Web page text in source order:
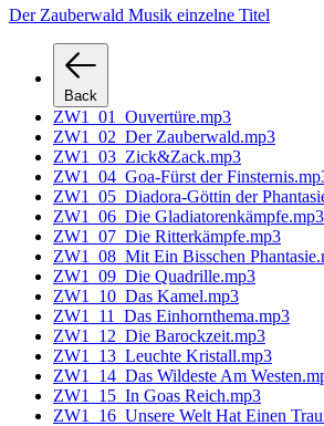
Der Zauberwald Musik einzelne Titel
Back
ZW1_01_Ouvertüre.mp3
ZW1_02_Der Zauberwald.mp3
ZW1_03_Zick&Zack.mp3
ZW1_04_Goa-Fürst der
ZW1_05_Diadora-Göttin der
ZW1_06_Die Gladiatorenkämpfe.mp3
ZW1_07_Die Ritterkämpfe.mp3
ZW1_08_Mit Ein Bisschen
ZW1_09_Die Quadrille.mp3
ZW1_10_Das Kamel.mp3
ZW1_11_Das Einhornthema.mp3
ZW1_12_Die Barockzeit.mp3
ZW1_13_Leuchte Kristall.mp3
ZW1_14_Das Wildeste Am
ZW1_15_In Goas Reich.mp3
ZW1_16_Unsere Welt Hat Einen